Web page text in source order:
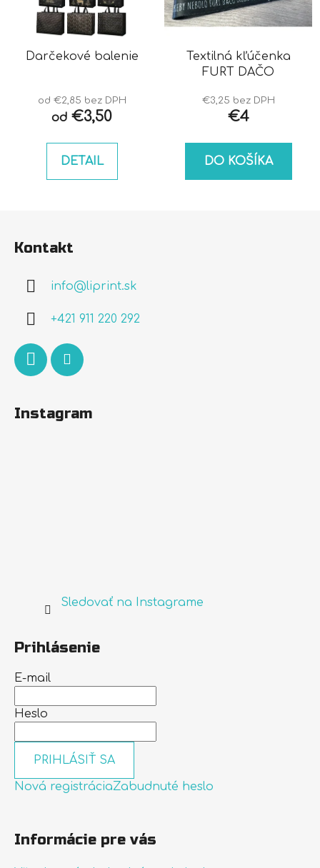
Darčekové balenie
od €2,85 bez DPH
od €3,50
DETAIL
Textilná kľúčenka
FURT DAČO
€3,25 bez DPH
€4
DO KOŠÍKA
Kontakt
info@liprint.sk
+421 911 220 292
Instagram
Sledovať na Instagrame
Prihlásenie
E-mail
Heslo
PRIHLÁSIŤ SA
Nová registráciaZabudnuté heslo
Informácie pre vás